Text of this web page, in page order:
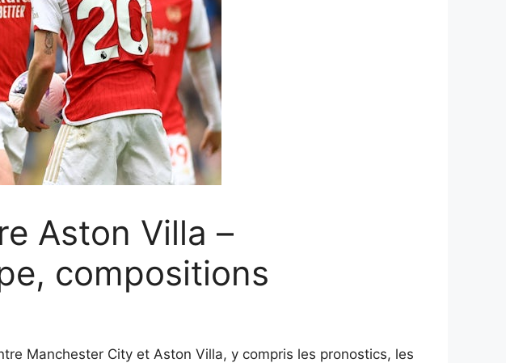
Aston Villa –
compositions
Manchester City et Aston Villa, y compris les pronostics, les